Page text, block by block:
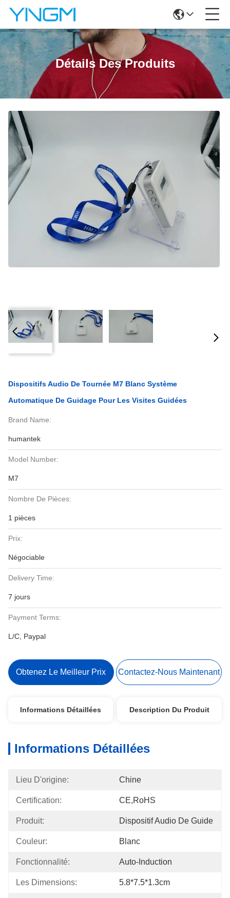
Détails Des Produits
Dispositifs Audio De Tournée M7 Blanc Système
Automatique De Guidage Pour Les Visites Guidées
Brand Name:
humantek
Model Number:
M7
Nombre De Pièces:
1 pièces
Prix:
Négociable
Delivery Time:
7 jours
Payment Terms:
L/C, Paypal
Obtenez Le Meilleur Prix Contactez-Nous Maintenant
Informations Détaillées Description Du Produit
Informations Détaillées
Lieu D'origine: Chine
Certification: CE,RoHS
Produit: Dispositif Audio De Guide
Couleur: Blanc
Fonctionnalité: Auto-Induction
Les Dimensions: 5.8*7.5*1.3cm